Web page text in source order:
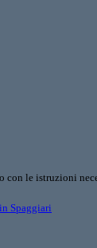
con le istruzioni
Spaggiari